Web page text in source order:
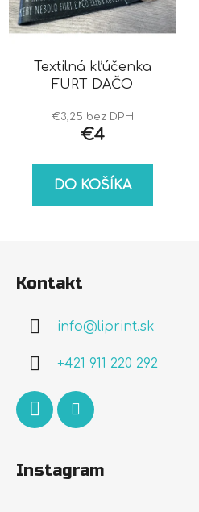
Textilná kľúčenka
FURT DAČO
€3,25 bez DPH
€4
DO KOŠÍKA
Kontakt
info@liprint.sk
+421 911 220 292
Instagram